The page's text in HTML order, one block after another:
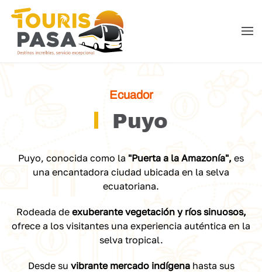
Skip to main content
Ecuador
Puyo
Puyo, conocida como la "Puerta a la Amazonía", es
una encantadora ciudad ubicada en la selva
ecuatoriana.
Rodeada de exuberante vegetación y ríos sinuosos,
ofrece a los visitantes una experiencia auténtica en la
selva tropical.
Desde su vibrante mercado indígenahasta sus